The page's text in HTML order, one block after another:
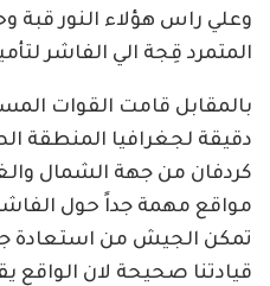
وعلي راس هؤلاء النور قبة
المتمرد قِجة الي الفاشر
بالمقابل قامت القوات
دقيقة لجغرافيا المنطقة
كردفان من جهة الشمال
مواقع مهمة جداً حول الفاشر
تمكن الجيش من استعادة
قيادتنا صحيحة لان الواقع